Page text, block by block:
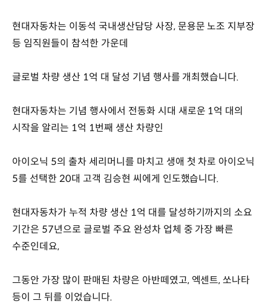
현대자동차는 이동석 국내생산담당 사장, 문용문 노조 지부장
등 임직원들이 참석한 가운데
글로벌 차량 생산 1억 대 달성 기념 행사를 개최했습니다.
현대자동차는 기념 행사에서 전동화 시대 새로운 1억 대의
시작을 알리는 1억 1번째 생산 차량인
아이오닉 5의 출차 세리머니를 마치고 생애 첫 차로 아이오닉
5를 선택한 20대 고객 김승현 씨에게 인도했습니다.
현대자동차가 누적 차량 생산 1억 대를 달성하기까지의 소요
기간은 57년으로 글로벌 주요 완성차 업체 중 가장 빠른
수준인데요,
그동안 가장 많이 판매된 차량은 아반떼였고, 엑센트, 쏘나타
등이 그 뒤를 이었습니다.